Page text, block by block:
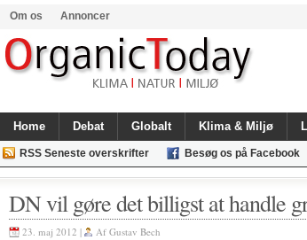
Om os Annoncer
Home Debat Globalt Klima & Miljø
RSS Seneste overskrifter Besøg os på Facebook
DN vil gøre det billigst at handle
23. maj 2012 | Af Gustav Bech